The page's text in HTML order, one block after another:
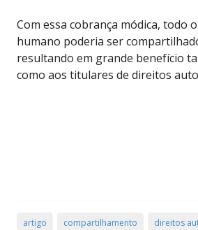
Com essa cobrança módica, todo
humano poderia ser
resultando em grande benefício
como aos titulares de direitos
artigo compartilhamento direitos